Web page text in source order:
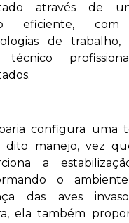
através de
eficiente,
de trabalho,
técnico
configura uma
dito manejo, vez
a
o
das aves
ela também